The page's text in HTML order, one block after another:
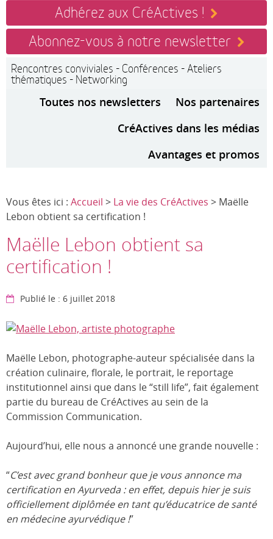
Adhérez aux CréActives !
Abonnez-vous à notre newsletter
Rencontres conviviales - Conférences - Ateliers
thématiques - Networking
Toutes nos newsletters
Nos partenaires
CréActives dans les médias
Avantages et promos
Vous êtes ici : Accueil > La vie des CréActives > Maëlle
Lebon obtient sa certification !
Maëlle Lebon obtient sa
certification !
Publié le : 6 juillet 2018
Maëlle Lebon, photographe-auteur spécialisée dans la
création culinaire, florale, le portrait, le reportage
institutionnel ainsi que dans le “still life”, fait également
partie du bureau de CréActives au sein de la
Commission Communication.
Aujourd’hui, elle nous a annoncé une grande nouvelle :
“C’est avec grand bonheur que je vous annonce ma
certification en Ayurveda : en effet, depuis hier je suis
officiellement diplômée en tant qu’éducatrice de santé
en médecine ayurvédique !”